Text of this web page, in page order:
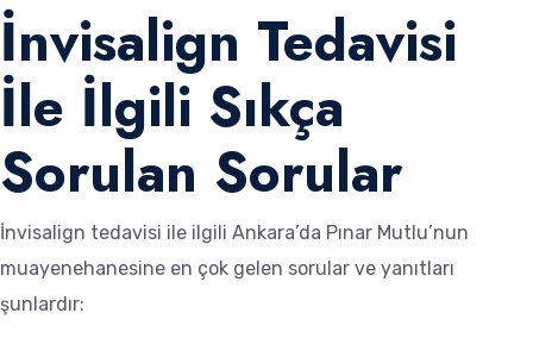
İnvisalign Tedavisi
İle İlgili Sıkça
Sorulan Sorular
İnvisalign tedavisi ile ilgili Ankara’da Pınar Mutlu’nun
muayenehanesine en çok gelen sorular ve yanıtları
şunlardır: